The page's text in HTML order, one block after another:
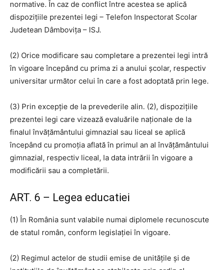
normative. În caz de conflict între acestea se aplică
dispoziţiile prezentei legi – Telefon Inspectorat Scolar
Judetean Dâmbovița – ISJ.
(2) Orice modificare sau completare a prezentei legi intră
în vigoare începând cu prima zi a anului şcolar, respectiv
universitar următor celui în care a fost adoptată prin lege.
(3) Prin excepţie de la prevederile alin. (2), dispoziţiile
prezentei legi care vizează evaluările naţionale de la
finalul învăţământului gimnazial sau liceal se aplică
începând cu promoţia aflată în primul an al învăţământului
gimnazial, respectiv liceal, la data intrării în vigoare a
modificării sau a completării.
ART. 6 – Legea educatiei
(1) În România sunt valabile numai diplomele recunoscute
de statul român, conform legislaţiei în vigoare.
(2) Regimul actelor de studii emise de unităţile şi de